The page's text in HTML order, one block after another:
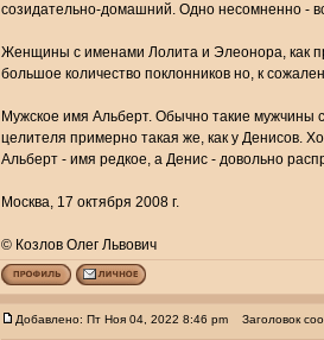
созидательно-домашний. Одно несомненно -
Женщины с именами Лолита и Элеонора, как
большое количество поклонников но, к
Мужское имя Альберт. Обычно такие мужчины
целителя примерно такая же, как у Денисов.
Альберт - имя редкое, а Денис - довольно
Москва, 17 октября 2008 г.
© Козлов Олег Львович
Добавлено: Пт Ноя 04, 2022 8:46 pm Заголовок